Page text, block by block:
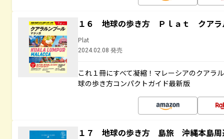
１６ 地球の歩き方 Ｐｌａｔ クアラ
Plat
2024.02.08 発売
これ１冊にすべて凝縮！マレーシアのクアラ
球の歩き方コンパクトガイド最新版
１７ 地球の歩き方 島旅 沖縄本島